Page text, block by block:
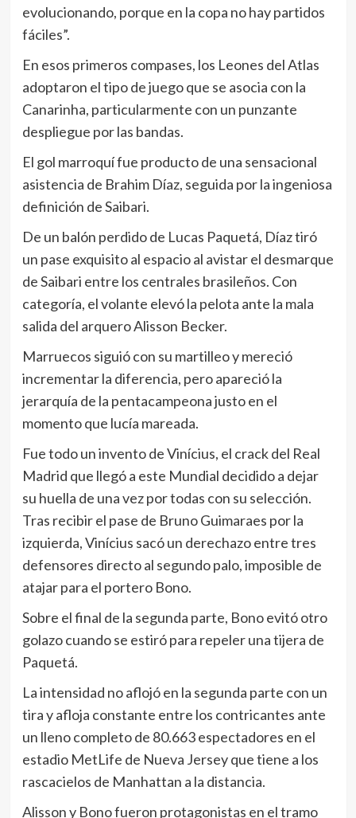
evolucionando, porque en la copa no hay partidos
fáciles”.
En esos primeros compases, los Leones del Atlas
adoptaron el tipo de juego que se asocia con la
Canarinha, particularmente con un punzante
despliegue por las bandas.
El gol marroquí fue producto de una sensacional
asistencia de Brahim Díaz, seguida por la ingeniosa
definición de Saibari.
De un balón perdido de Lucas Paquetá, Díaz tiró
un pase exquisito al espacio al avistar el desmarque
de Saibari entre los centrales brasileños. Con
categoría, el volante elevó la pelota ante la mala
salida del arquero Alisson Becker.
Marruecos siguió con su martilleo y mereció
incrementar la diferencia, pero apareció la
jerarquía de la pentacampeona justo en el
momento que lucía mareada.
Fue todo un invento de Vinícius, el crack del Real
Madrid que llegó a este Mundial decidido a dejar
su huella de una vez por todas con su selección.
Tras recibir el pase de Bruno Guimaraes por la
izquierda, Vinícius sacó un derechazo entre tres
defensores directo al segundo palo, imposible de
atajar para el portero Bono.
Sobre el final de la segunda parte, Bono evitó otro
golazo cuando se estiró para repeler una tijera de
Paquetá.
La intensidad no aflojó en la segunda parte con un
tira y afloja constante entre los contricantes ante
un lleno completo de 80.663 espectadores en el
estadio MetLife de Nueva Jersey que tiene a los
rascacielos de Manhattan a la distancia.
Alisson y Bono fueron protagonistas en el tramo